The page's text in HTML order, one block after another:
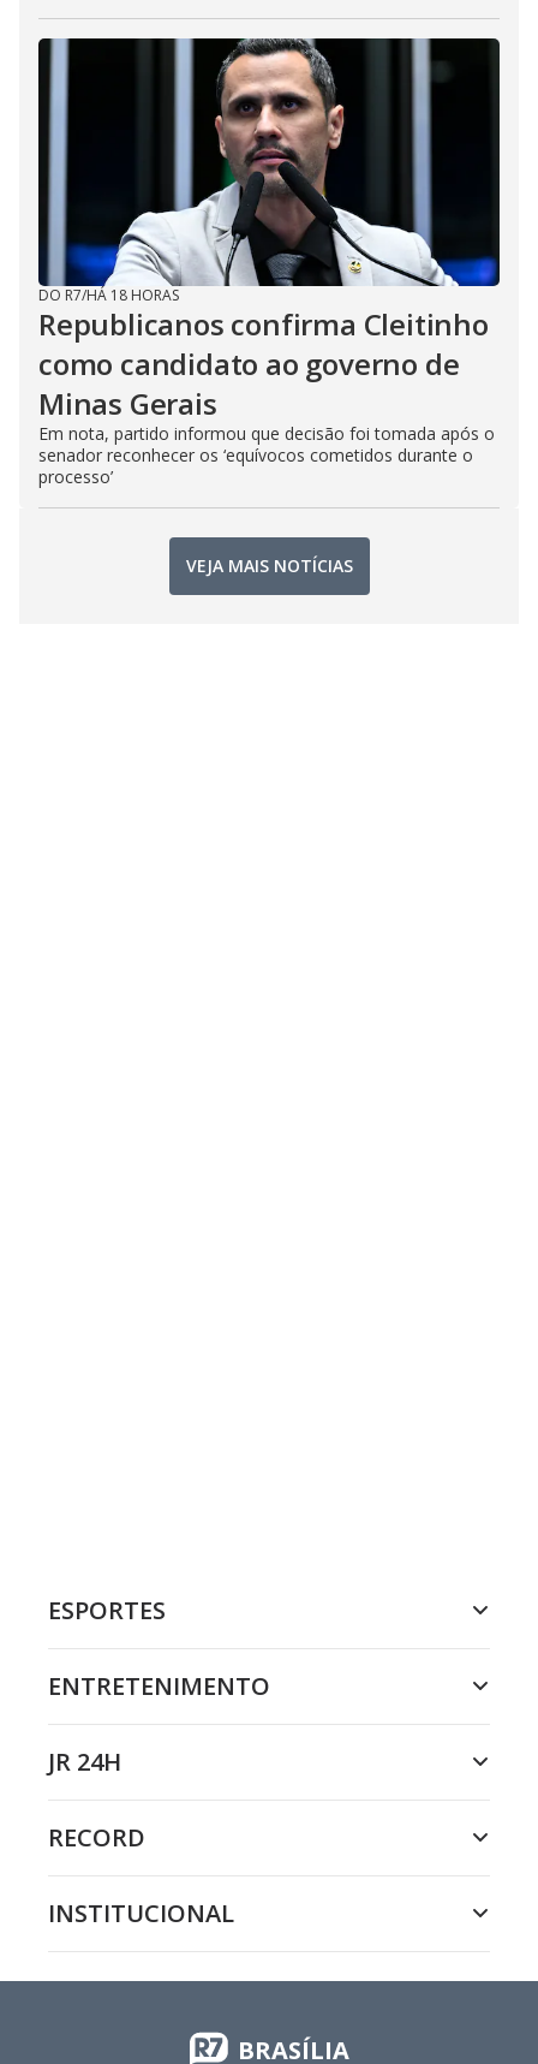
DO R7/HÁ 18 HORAS
Republicanos confirma Cleitinho
como candidato ao governo de
Minas Gerais
Em nota, partido informou que decisão foi tomada após o
senador reconhecer os ‘equívocos cometidos durante o
processo’
VEJA MAIS NOTÍCIAS
ESPORTES
ENTRETENIMENTO
JR 24H
RECORD
INSTITUCIONAL
BRASÍLIA